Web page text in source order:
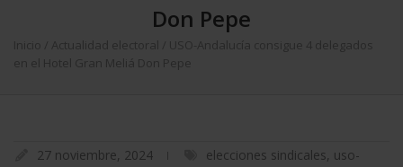
Don Pepe
Inicio Actualidad electoral
USO-Andalucía consigue 4 delegados
en el Hotel Gran Meliá Don Pepe
27 noviembre, 2024 elecciones sindicales, uso-